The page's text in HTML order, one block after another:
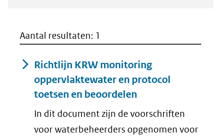
Aantal resultaten: 1
Richtlijn KRW monitoring
oppervlaktewater en protocol
toetsen en beoordelen
In dit document zijn de voorschriften
voor waterbeheerders opgenomen voor